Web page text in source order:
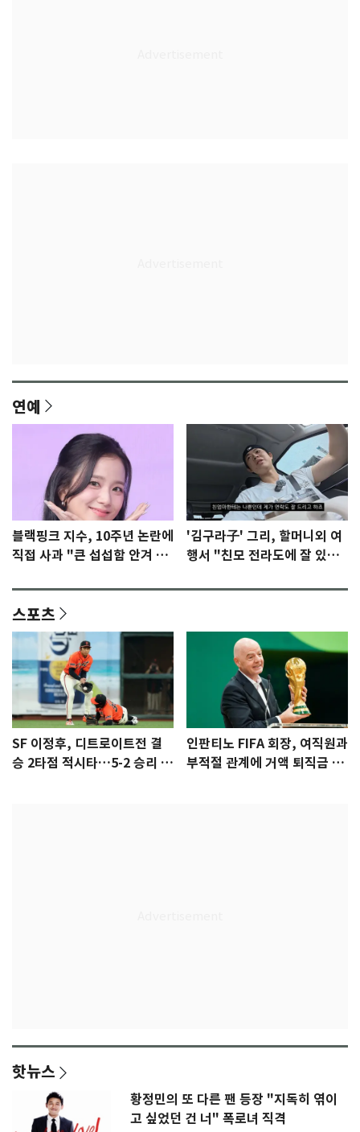
연예
블랙핑크 지수, 10주년 논란에
직접 사과 "큰 섭섭함 안겨 미
'김구라子' 그리, 할머니외 여
행서 "친모 전라도에 잘 있
스포츠
SF 이정후, 디트로이트전 결
승 2타점 적시타…5-2 승리 견
인판티노 FIFA 회장, 여직원과
부적절 관계에 거액 퇴직금 지
핫뉴스
황정민의 또 다른 팬 등장 "지독히 엮이
고 싶었던 건 너" 폭로녀 직격